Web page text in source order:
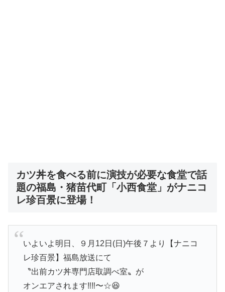
カツ丼を食べる前に演技が必要な食堂で話
題の福島・猪苗代町「小西食堂」がナニコ
レ珍百景に登場！
いよいよ明日、９月12日(日)午後７より【ナニコ
レ珍百景】福島放送にて
〝出前カツ丼専門店取調べ室〟が
オンエアされます‼️‼️〜☆😆